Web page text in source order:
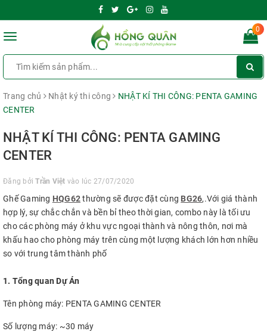
Toggle
0
Trang chủ Nhật ký thi công
NHẬT KÍ THI CÔNG: PENTA GAMING
CENTER
NHẬT KÍ THI CÔNG: PENTA GAMING
CENTER
Đăng bởiTrần Việt vào lúc 27/07/2020
Ghế Gaming HQG62thường sẽ được đặt cùng BG26,.Với giá thành
hợp lý, sự chắc chắn và bền bỉ theo thời gian, combo này là tối ưu
cho các phòng máy ở khu vực ngoại thành và nông thôn, nơi mà
khấu hao cho phòng máy trên cùng một lượng khách lớn hơn nhiều
so với trung tâm thành phố
1. Tổng quan Dự Án
Tên phòng máy: PENTA GAMING CENTER
Số lượng máy: ~30 máy